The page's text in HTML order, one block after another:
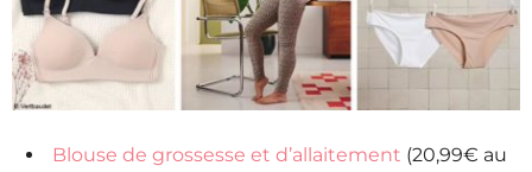
Blouse de grossesse et d’allaitement (20,99€ au